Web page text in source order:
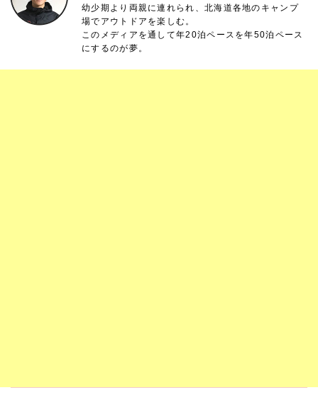
幼少期より両親に連れられ、北海道各地のキャンプ
場でアウトドアを楽しむ。
このメディアを通して年20泊ペースを年50泊ペース
にするのが夢。